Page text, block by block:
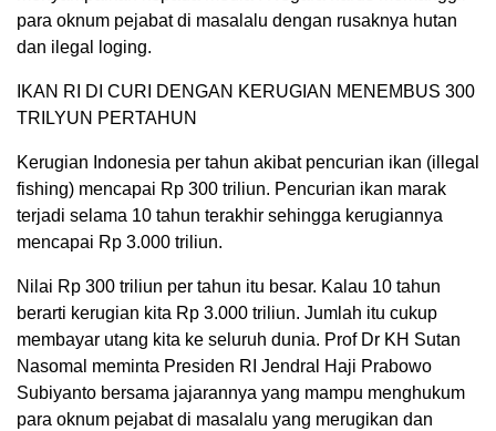
para oknum pejabat di masalalu dengan rusaknya hutan
dan ilegal loging.
IKAN RI DI CURI DENGAN KERUGIAN MENEMBUS 300
TRILYUN PERTAHUN
Kerugian Indonesia per tahun akibat pencurian ikan (illegal
fishing) mencapai Rp 300 triliun. Pencurian ikan marak
terjadi selama 10 tahun terakhir sehingga kerugiannya
mencapai Rp 3.000 triliun.
Nilai Rp 300 triliun per tahun itu besar. Kalau 10 tahun
berarti kerugian kita Rp 3.000 triliun. Jumlah itu cukup
membayar utang kita ke seluruh dunia. Prof Dr KH Sutan
Nasomal meminta Presiden RI Jendral Haji Prabowo
Subiyanto bersama jajarannya yang mampu menghukum
para oknum pejabat di masalalu yang merugikan dan